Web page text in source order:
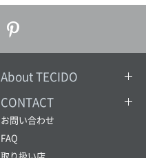
About TECIDO
CONTACT
お問い合わせ
FAQ